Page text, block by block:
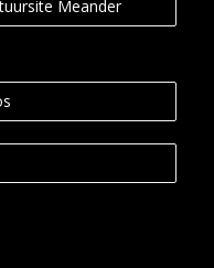
Meander